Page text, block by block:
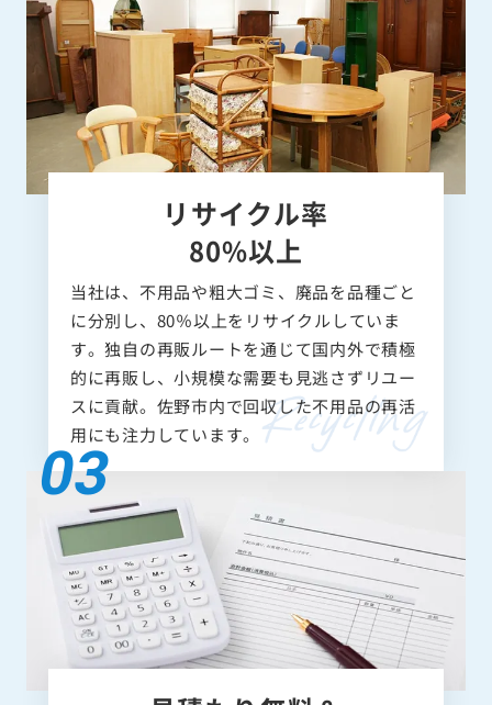
リサイクル率
80%以上
当社は、不用品や粗大ゴミ、廃品を品種ごと
に分別し、80％以上をリサイクルしていま
す。独自の再販ルートを通じて国内外で積極
的に再販し、小規模な需要も見逃さずリユー
スに貢献。佐野市内で回収した不用品の再活
用にも注力しています。